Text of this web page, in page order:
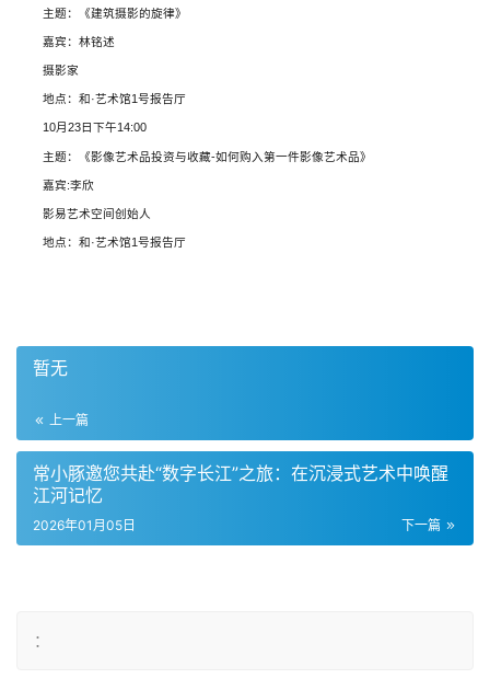
主题：《建筑摄影的旋律》
嘉宾：林铭述
摄影家
地点：和·艺术馆1号报告厅
10月23日下午14:00
主题：《影像艺术品投资与收藏-如何购入第一件影像艺术品》
嘉宾:李欣
影易艺术空间创始人
地点：和·艺术馆1号报告厅
暂无
上一篇
常小豚邀您共赴“数字长江”之旅：在沉浸式艺术中唤醒
江河记忆
下一篇
2026年01月05日
：